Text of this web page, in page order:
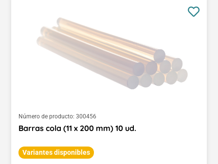
Número de producto: 300456
Barras cola (11 x 200 mm) 10 ud.
Variantes disponibles